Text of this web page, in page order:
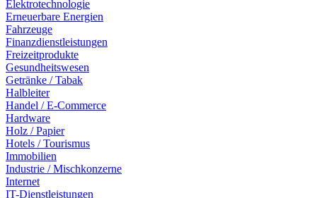
Elektrotechnologie
Erneuerbare Energien
Fahrzeuge
Finanzdienstleistungen
Freizeitprodukte
Gesundheitswesen
Getränke / Tabak
Halbleiter
Handel / E-Commerce
Hardware
Holz / Papier
Hotels / Tourismus
Immobilien
Industrie / Mischkonzerne
Internet
IT-Dienstleistungen